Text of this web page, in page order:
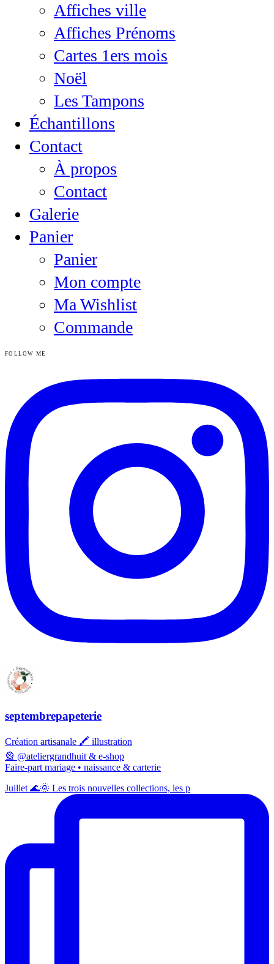
Affiches ville
Affiches Prénoms
Cartes 1ers mois
Noël
Les Tampons
Échantillons
Contact
À propos
Contact
Galerie
Panier
Panier
Mon compte
Ma Wishlist
Commande
FOLLOW ME
septembrepapeterie
Création artisanale 🖍️ illustration
🎡 @ateliergrandhuit & e-shop
Faire-part mariage • naissance & carterie
Juillet 🌊🌞 Les trois nouvelles collections, les p